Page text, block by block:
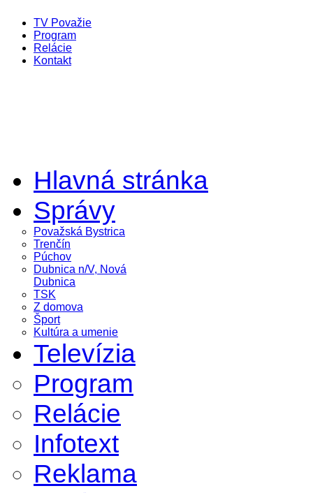
TV Považie
Program
Relácie
Kontakt
Hlavná stránka
Správy
Považská Bystrica
Trenčín
Púchov
Dubnica n/V, Nová
Dubnica
TSK
Z domova
Šport
Kultúra a umenie
Televízia
Program
Relácie
Infotext
Reklama